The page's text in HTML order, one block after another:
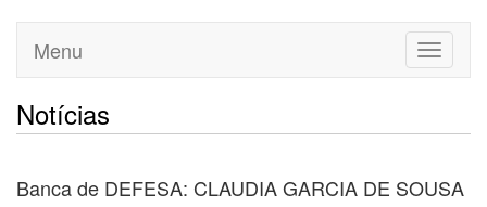
Toggle
Menu
Notícias
Banca de DEFESA: CLAUDIA GARCIA DE SOUSA